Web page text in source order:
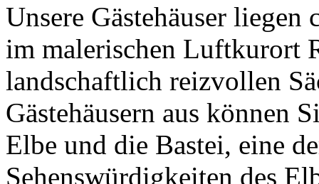
Unsere Gästehäuser
im malerischen Luftkurort
landschaftlich reizvollen
Gästehäusern aus können
Elbe und die Bastei, eine
Sehenswürdigkeiten des